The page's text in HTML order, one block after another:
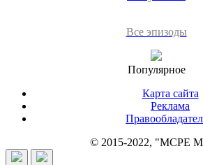
Все эпизоды
Популярное
Карта сайта
Реклама
© 2015-2022, "MCPE